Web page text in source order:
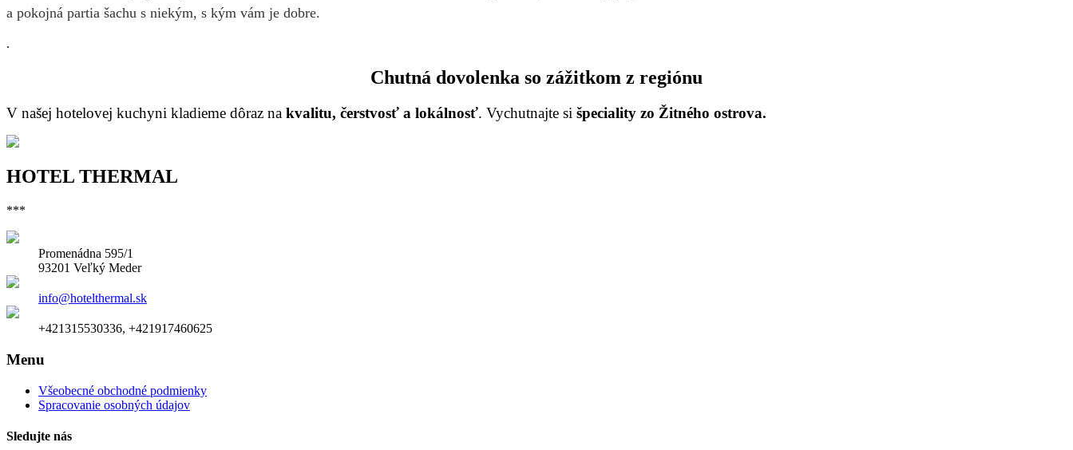
a pokojná partia šachu s niekým, s kým vám je dobre.
.
Chutná dovolenka so zážitkom z regiónu
V našej hotelovej kuchyni kladieme dôraz na kvalitu, čerstvosť a lokálnosť. Vychutnajte si špeciality zo Žitného ostrova.
HOTEL THERMAL
***
Promenádna 595/1
93201 Veľký Meder
info@hotelthermal.sk
+421315530336, +421917460625
Menu
Všeobecné obchodné podmienky
Spracovanie osobných údajov
Sledujte nás